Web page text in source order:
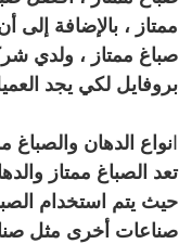
ممتاز ، بالإضافة
صباغ ممتاز ، ولدي
بروفايل لكي يجد
انواع الدهان والصباغ
تعد الصباغ ممتاز
حيث يتم استخدام
صناعات أخرى مثل